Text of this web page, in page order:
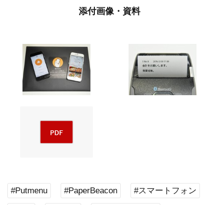
添付画像・資料
#Putmenu #PaperBeacon #スマートフォン